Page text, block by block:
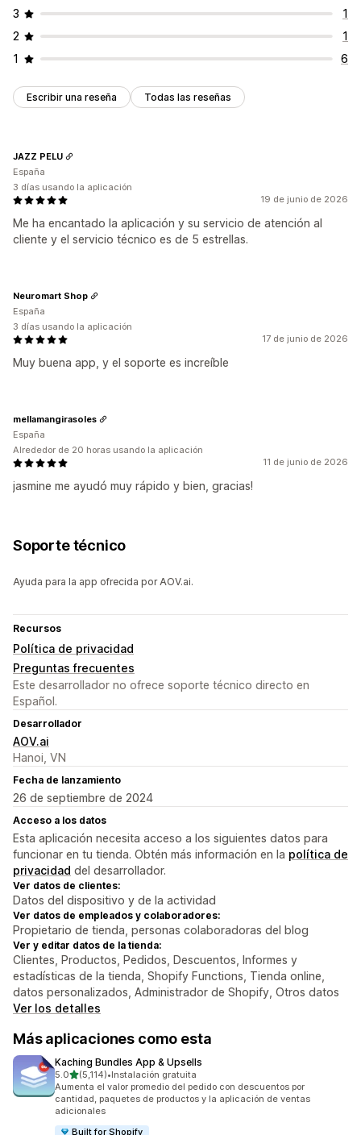
3
1
2
1
1
6
Escribir una reseña Todas las reseñas
19 de junio de 2026
Me ha encantado la aplicación y su servicio de atención al
cliente y el servicio técnico es de 5 estrellas.
JAZZ PELU
España
3 días usando la aplicación
17 de junio de 2026
Muy buena app, y el soporte es increíble
Neuromart Shop
España
3 días usando la aplicación
11 de junio de 2026
jasmine me ayudó muy rápido y bien, gracias!
mellamangirasoles
España
Alrededor de 20 horas usando la aplicación
Soporte técnico
Ayuda para la app ofrecida por AOV.ai.
Recursos
Política de privacidad
Preguntas frecuentes
Este desarrollador no ofrece soporte técnico directo en
Español.
Desarrollador
AOV.ai
Hanoi, VN
Fecha de lanzamiento
26 de septiembre de 2024
Acceso a los datos
Esta aplicación necesita acceso a los siguientes datos para
funcionar en tu tienda. Obtén más información en la política de
privacidad del desarrollador.
Ver datos de clientes:
Datos del dispositivo y de la actividad
Ver datos de empleados y colaboradores:
Propietario de tienda, personas colaboradoras del blog
Ver y editar datos de la tienda:
Clientes, Productos, Pedidos, Descuentos, Informes y
estadísticas de la tienda, Shopify Functions, Tienda online,
datos personalizados, Administrador de Shopify, Otros datos
Ver los detalles
Más aplicaciones como esta
Kaching Bundles App & Upsells
5.0de 5 estrellas
(5,114)
5114 reseñas en total
•Instalación gratuita
Aumenta el valor promedio del pedido con descuentos por
cantidad, paquetes de productos y la aplicación de ventas
adicionales
Built for Shopify